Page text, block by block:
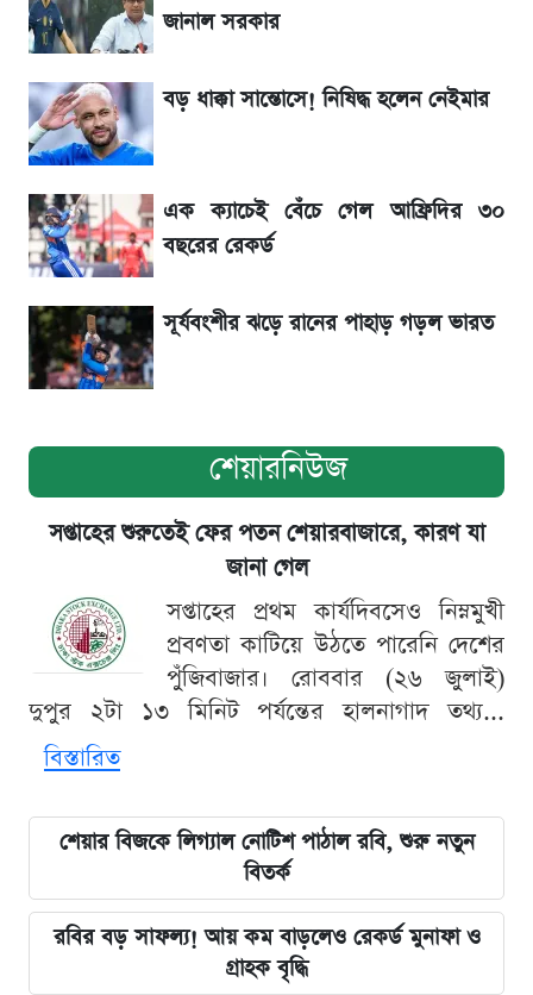
৬ আগস্ট দেশের বাজারে স্বর্ণের দাম
শেখ হাসিনার বক্তব্য ঘিরে ভারতকে কড়া বার্তা
বাংলাদেশের
সাকিবের বাড়িতে হামলা নিয়ে মুখ খুললেন দিলীপ
ঘোষ
জানাল সরকার
বড় ধাক্কা সান্তোসে! নিষিদ্ধ হলেন নেইমার
এক ক্যাচেই বেঁচে গেল আফ্রিদির ৩০
বছরের রেকর্ড
সূর্যবংশীর ঝড়ে রানের পাহাড় গড়ল ভারত
শেয়ারনিউজ
সপ্তাহের শুরুতেই ফের পতন শেয়ারবাজারে, কারণ যা
জানা গেল
সপ্তাহের প্রথম কার্যদিবসেও নিম্নমুখী
প্রবণতা কাটিয়ে উঠতে পারেনি দেশের
পুঁজিবাজার। রোববার (২৬ জুলাই)
দুপুর ২টা ১৩ মিনিট পর্যন্তের হালনাগাদ তথ্য...
বিস্তারিত
শেয়ার বিজকে লিগ্যাল নোটিশ পাঠাল রবি, শুরু নতুন
বিতর্ক
রবির বড় সাফল্য! আয় কম বাড়লেও রেকর্ড মুনাফা ও
গ্রাহক বৃদ্ধি